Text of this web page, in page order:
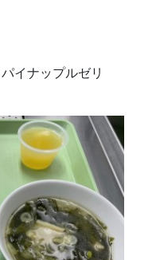
イナップルゼリ